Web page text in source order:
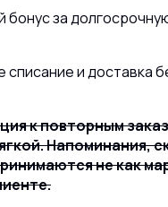
бонус за
списание и доставка
к повторным
Напоминания,
не как